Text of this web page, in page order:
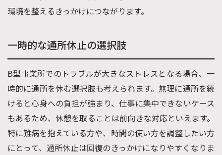
環境を整えるきっかけにつながります。
一時的な通所休止の選択肢
B型事業所でのトラブルが大きなストレスとなる場合、一
時的に通所を休む選択肢も考えられます。無理に通所を続
けると心身への負担が強まり、仕事に集中できないケース
もあるため、休憩を取ることは前向きな対応といえます。
特に難病を抱えている方や、時間の使い方を調整したい方
にとって、通所休止は回復のきっかけになりやすくなりま